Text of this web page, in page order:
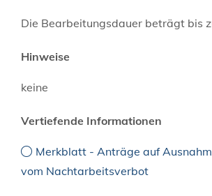
Die Bearbeitungsdauer beträgt bis
Hinweise
keine
Vertiefende Informationen
Merkblatt - Anträge auf
vom Nachtarbeitsverbot